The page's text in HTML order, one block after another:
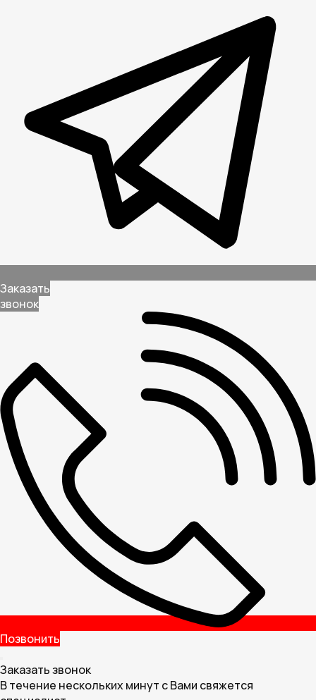
Заказать
звонок
Позвонить
Заказать звонок
В течение нескольких минут с Вами свяжется